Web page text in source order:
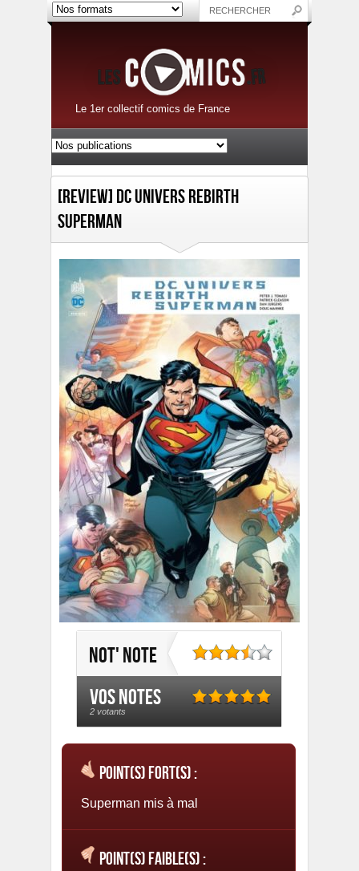
Le 1er collectif comics de France
[Review] DC Univers Rebirth
Superman
Not' note
Vos notes
2 votants
Point(s) fort(s) :
Superman mis à mal
Point(s) faible(s) :